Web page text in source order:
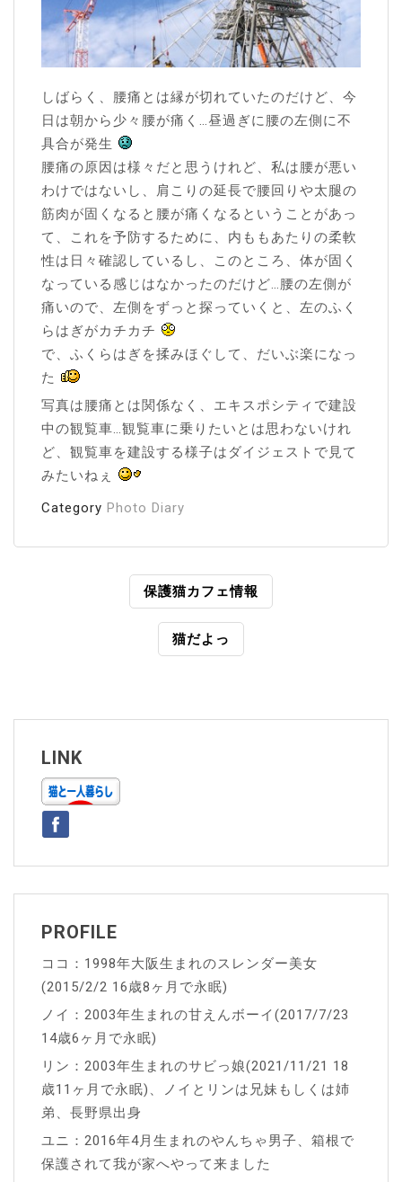
しばらく、腰痛とは縁が切れていたのだけど、今
日は朝から少々腰が痛く…昼過ぎに腰の左側に不
具合が発生
腰痛の原因は様々だと思うけれど、私は腰が悪い
わけではないし、肩こりの延長で腰回りや太腿の
筋肉が固くなると腰が痛くなるということがあっ
て、これを予防するために、内ももあたりの柔軟
性は日々確認しているし、このところ、体が固く
なっている感じはなかったのだけど…腰の左側が
痛いので、左側をずっと探っていくと、左のふく
らはぎがカチカチ
で、ふくらはぎを揉みほぐして、だいぶ楽になっ
た
写真は腰痛とは関係なく、エキスポシティで建設
中の観覧車…観覧車に乗りたいとは思わないけれ
ど、観覧車を建設する様子はダイジェストで見て
みたいねぇ
Category Photo Diary
ゲ
シ
ョ
ン
保護猫カフェ情報
猫だよっ
LINK
PROFILE
ココ：1998年大阪生まれのスレンダー美女
(2015/2/2 16歳8ヶ月で永眠)
ノイ：2003年生まれの甘えんボーイ(2017/7/23
14歳6ヶ月で永眠)
リン：2003年生まれのサビっ娘(2021/11/21 18
歳11ヶ月で永眠)、ノイとリンは兄妹もしくは姉
弟、長野県出身
ユニ：2016年4月生まれのやんちゃ男子、箱根で
保護されて我が家へやって来ました